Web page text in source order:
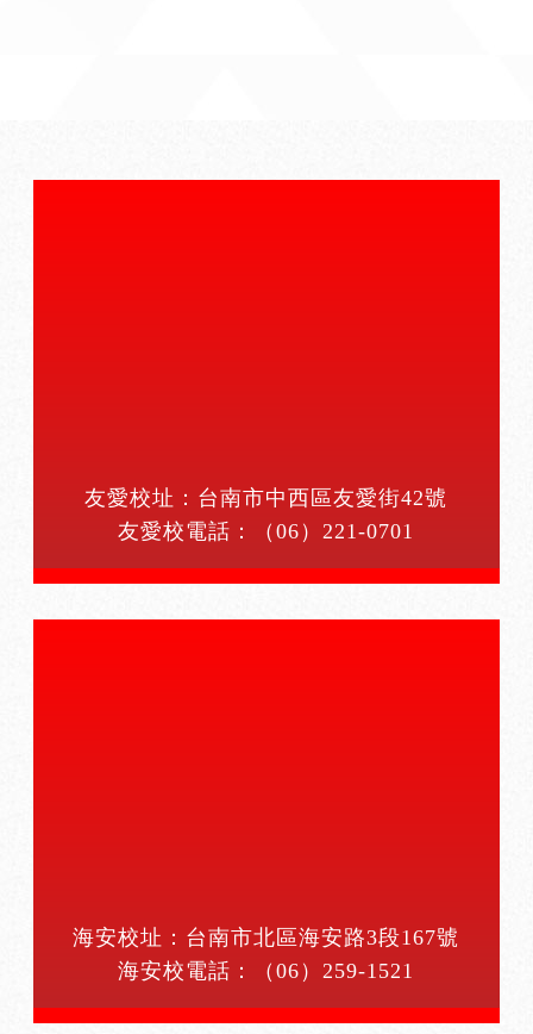
友愛校址：台南市中西區友愛街42號
友愛校電話：
（06）221-0701
海安校址：台南市北區海安路3段167號
海安校電話：
（06）259-1521